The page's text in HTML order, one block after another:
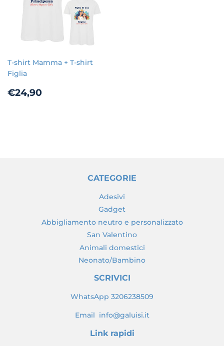
T-shirt Mamma + T-shirt
Figlia
Prezzo
€24,90
CATEGORIE
Adesivi
Gadget
Abbigliamento neutro e personalizzato
San Valentino
Animali domestici
Neonato/Bambino
SCRIVICI
WhatsApp 3206238509
Email info@galuisi.it
Link rapidi